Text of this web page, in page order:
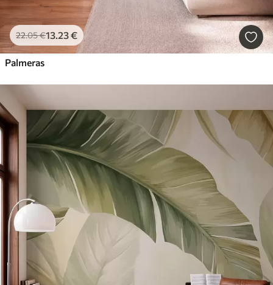
22.05€13 .23€
Palmeras